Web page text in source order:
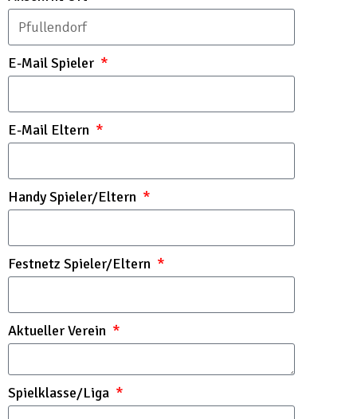
E-Mail Spieler
E-Mail Eltern
Handy Spieler/Eltern
Festnetz Spieler/Eltern
Aktueller Verein
Spielklasse/Liga